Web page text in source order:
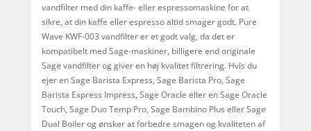
vandfilter med din kaffe- eller espressomaskine for at
sikre, at din kaffe eller espresso altid smager godt. Pure
Wave KWF-003 vandfilter er et godt valg, da det er
kompatibelt med Sage-maskiner, billigere end originale
Sage vandfilter og giver en høj kvalitet filtrering. Hvis du
ejer en Sage Barista Express, Sage Barista Pro, Sage
Barista Express Impress, Sage Oracle eller en Sage Oracle
Touch, Sage Duo Temp Pro, Sage Bambino Plus eller Sage
Dual Boiler og ønsker at forbedre smagen og kvaliteten af